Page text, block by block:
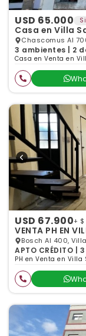
USD 65.000
Casa en Villa
Chascomus Al
3 ambientes | 2
Casa en Venta en
USD 67.900+
VENTA PH EN
Bosch Al 400,
APTO CRÉDITO
PH en Venta en Villa